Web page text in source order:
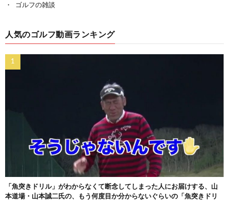
ゴルフの雑談
人気のゴルフ動画ランキング
「魚突きドリル」がわからなくて断念してしまった人にお届けする、山
本道場・山本誠二氏の、もう何度目か分からないぐらいの「魚突きドリ